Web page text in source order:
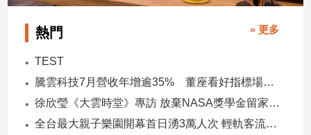
熱門 » 更多
TEST
騰雲科技7月營收年增逾35% 董座看好指標場域複製動能
徐欣瑩《大雲時堂》專訪 放棄NASA獎學金留家鄉 主張雙AI治縣讓城市更科技更有愛
全台最大親子樂園開幕首日湧3萬人次 輕軌客流增20倍